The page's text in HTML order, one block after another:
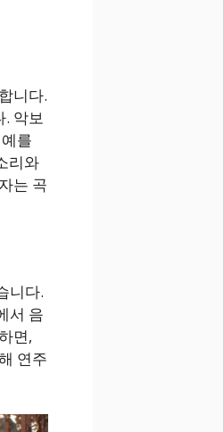
니다.
. 악보
를
리와
는 곡
니다.
서 음
면,
연주